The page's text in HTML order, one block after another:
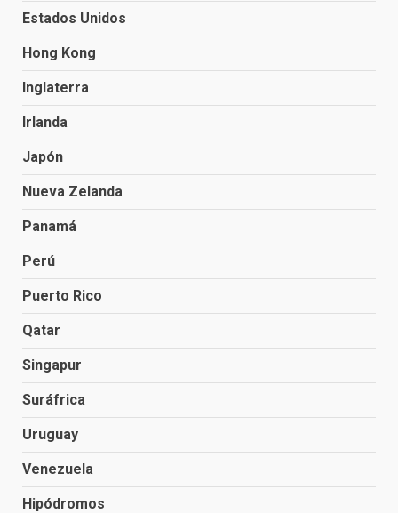
Estados Unidos
Hong Kong
Inglaterra
Irlanda
Japón
Nueva Zelanda
Panamá
Perú
Puerto Rico
Qatar
Singapur
Suráfrica
Uruguay
Venezuela
Hipódromos